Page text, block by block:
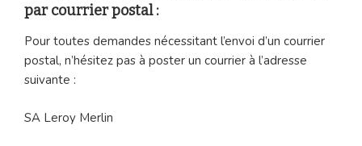
par courrier postal :
Pour toutes demandes nécessitant l’envoi d’un courrier
postal, n’hésitez pas à poster un courrier à l’adresse
suivante :
SA Leroy Merlin